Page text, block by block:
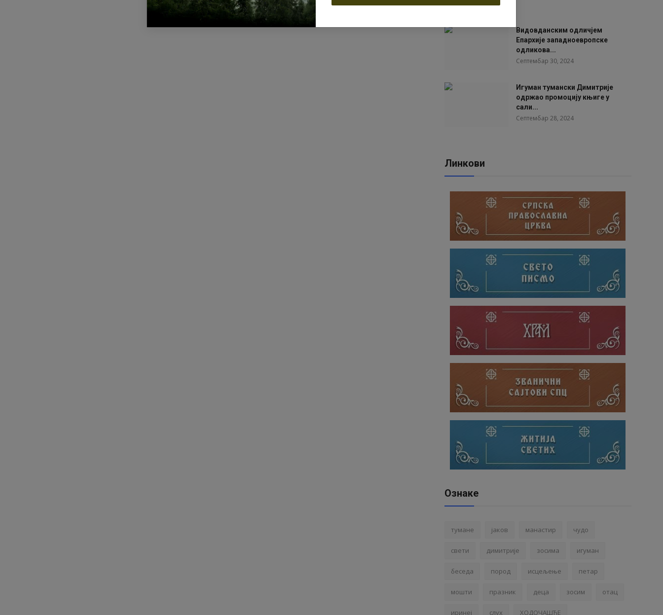
Видовданским одличјем
Епархије западноевропске
одликова...
Септембар 30, 2024
Игуман тумански Димитрије
одржао промоцију књиге у
сали...
Септембар 28, 2024
Линкови
Ознаке
тумане јаков манастир чудо
свети димитрије зосима игуман
беседа пород исцељење петар
мошти празник деца зосим отац
иринеј слух ХОДОЧАШЋЕ